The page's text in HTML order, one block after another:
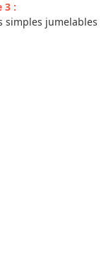
3 :
simples jumelables